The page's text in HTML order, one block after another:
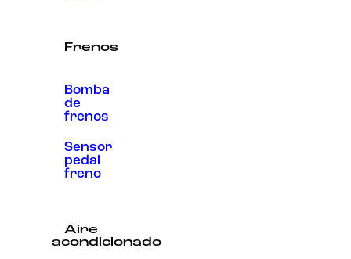
Frenos
Bomba
de
frenos
Sensor
pedal
freno
Aire
acondicionado